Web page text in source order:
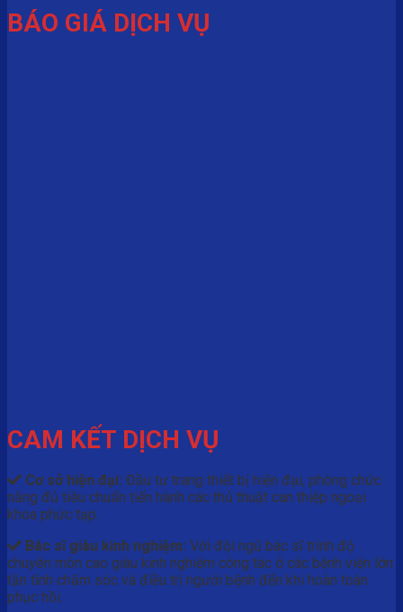
BÁO GIÁ DỊCH VỤ
CAM KẾT DỊCH VỤ
Cơ sở hiện đại: Đầu tư trang thiết bị hiện đại, phòng chức
năng đủ tiêu chuẩn tiến hành các thủ thuật can thiệp ngoại
khoa phức tạp.
Bác sĩ giàu kinh nghiệm: Với đội ngũ bác sĩ trình độ
chuyên môn cao giàu kinh nghiệm công tác ở các bệnh viện lớn
tận tình chăm sóc và điều trị người bệnh đến khi hoàn toàn
phục hồi.